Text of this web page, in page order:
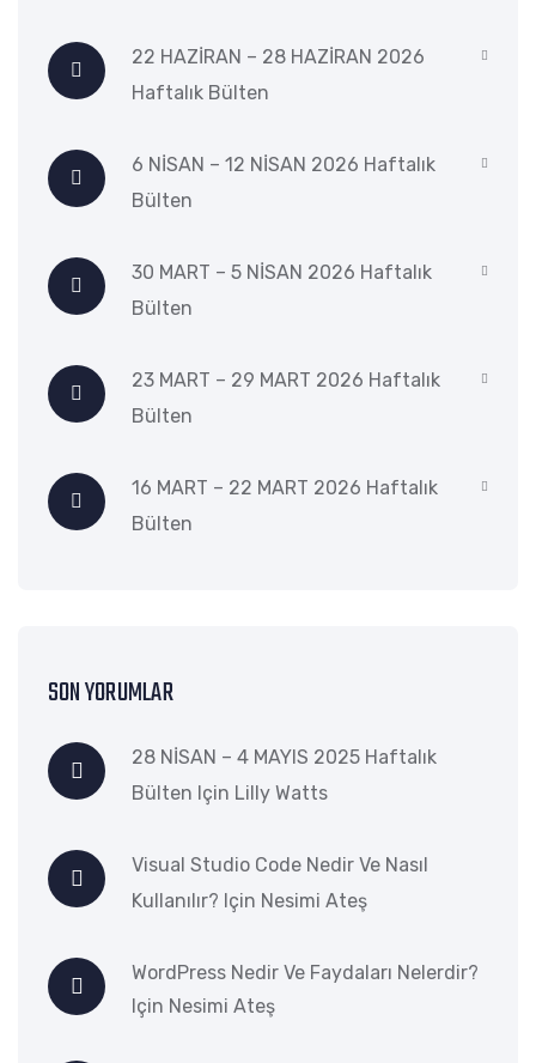
22 HAZİRAN – 28 HAZİRAN 2026
Haftalık Bülten
6 NİSAN – 12 NİSAN 2026 Haftalık
Bülten
30 MART – 5 NİSAN 2026 Haftalık
Bülten
23 MART – 29 MART 2026 Haftalık
Bülten
16 MART – 22 MART 2026 Haftalık
Bülten
SON YORUMLAR
28 NİSAN – 4 MAYIS 2025 Haftalık
Bülten Için Lilly Watts
Visual Studio Code Nedir Ve Nasıl
Kullanılır? Için Nesimi Ateş
WordPress Nedir Ve Faydaları Nelerdir?
Için Nesimi Ateş